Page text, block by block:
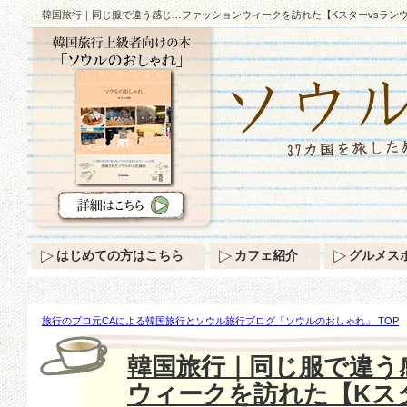
韓国旅行｜同じ服で違う感じ…ファッションウィークを訪れた【Kスターvsラン
旅行のプロ元CAによる韓国旅行とソウル旅行ブログ「ソウルのおしゃれ」 TOP
違う感じ…ファッションウィークを訪れた【Kスターvsランウェイモデル】♪
韓国旅行｜同じ服で違
ウィークを訪れた【K
はじめての方はこちら カフェ紹介 グルメス